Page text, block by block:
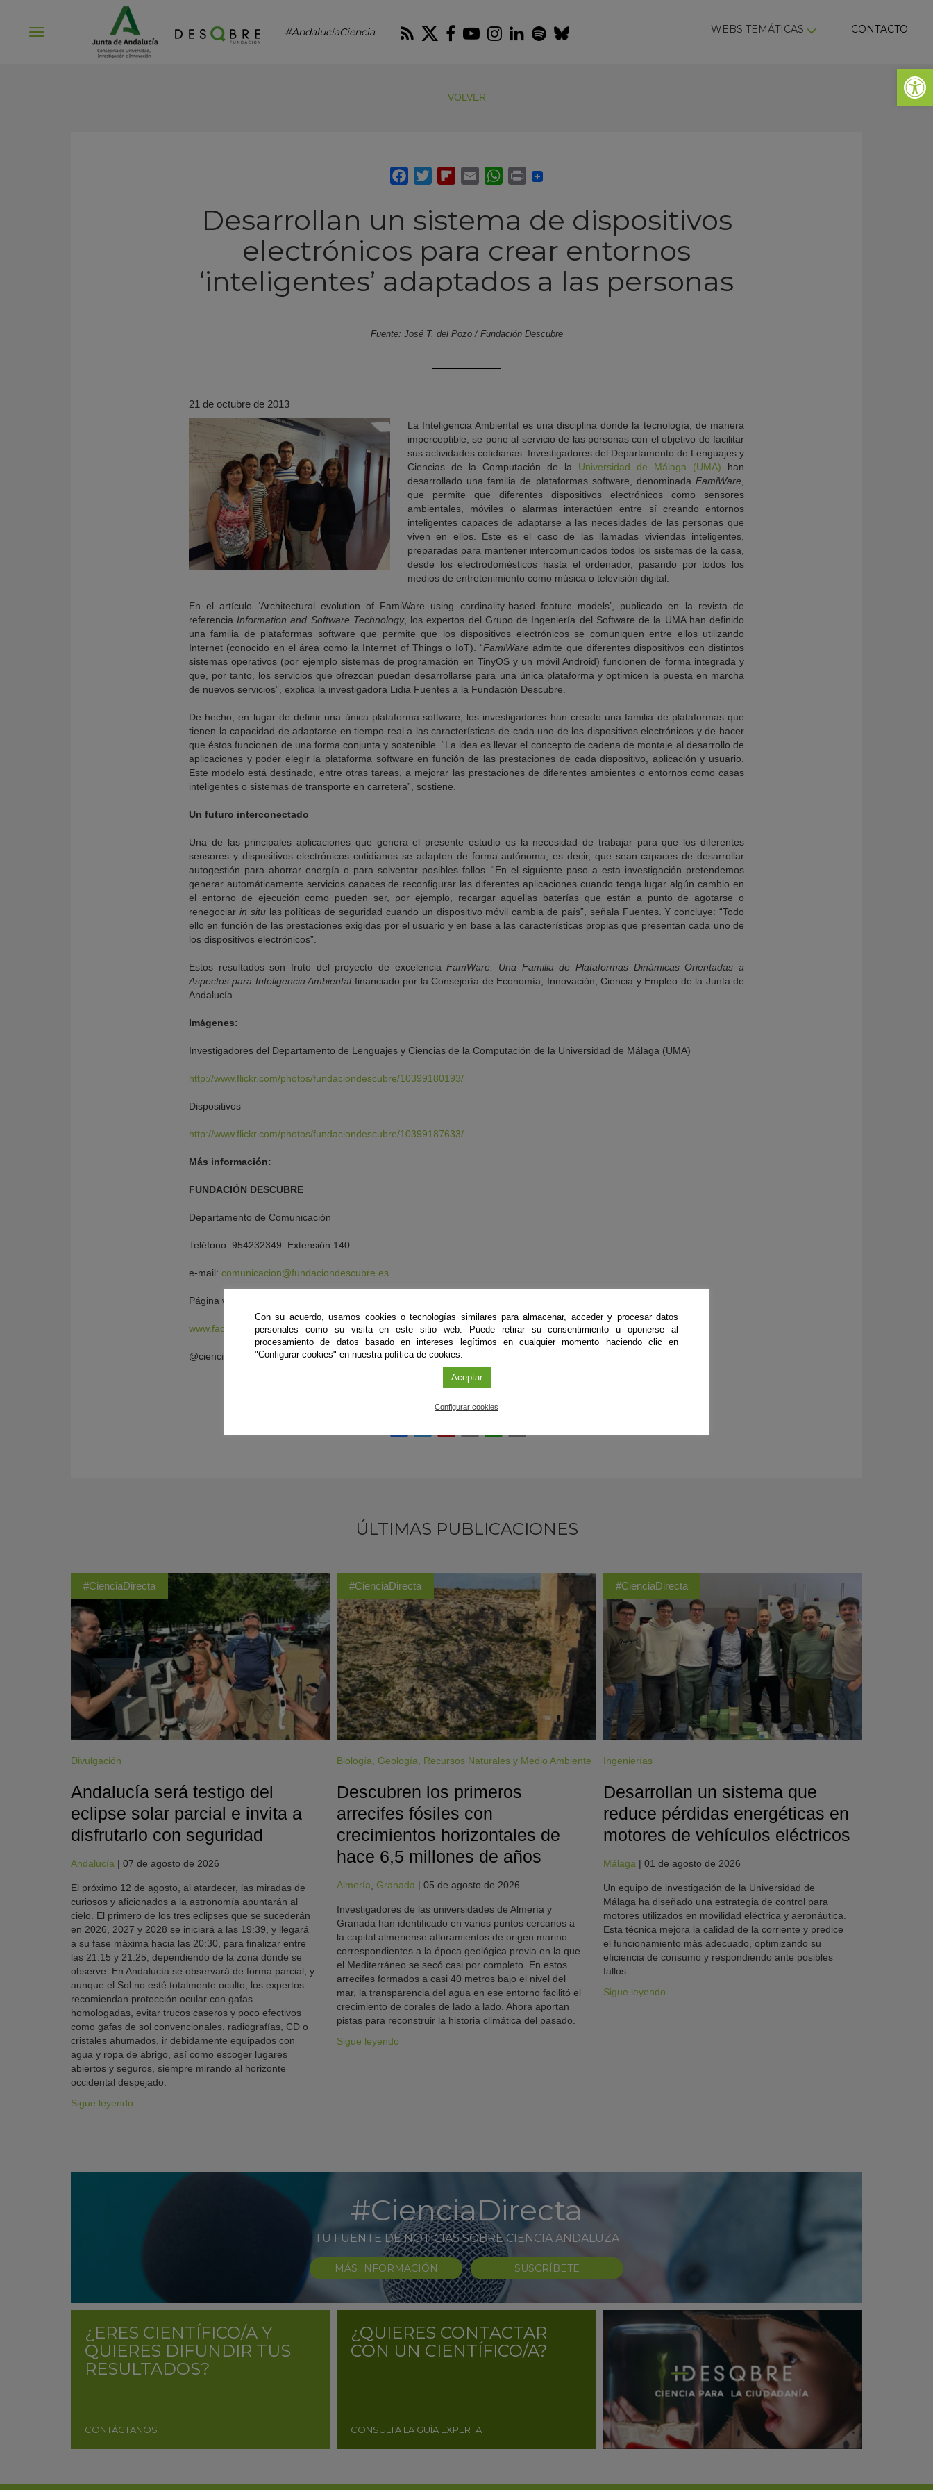
Abrir
#AndalucíaCiencia RSS Twitter
Facebook
Youtube
Instagram
LinkedIn
Spotify
Bluesky WEBS TEMÁTICAS CONTACTO
VOLVER
Desarrollan un sistema de dispositivos
electrónicos para crear entornos
‘inteligentes’ adaptados a las personas
Fuente: José T. del Pozo / Fundación Descubre
21 de octubre de 2013
La Inteligencia Ambiental es una disciplina donde la tecnología, de manera
imperceptible, se pone al servicio de las personas con el objetivo de facilitar
sus actividades cotidianas. Investigadores del Departamento de Lenguajes y
Ciencias de la Computación de la Universidad de Málaga (UMA) han
desarrollado una familia de plataformas software, denominada FamiWare
que permite que diferentes dispositivos electrónicos como sensores
ambientales, móviles o alarmas interactúen entre sí creando entornos
inteligentes capaces de adaptarse a las necesidades de las personas que
viven en ellos. Este es el caso de las llamadas viviendas inteligentes,
preparadas para mantener intercomunicados todos los sistemas de la casa,
desde los electrodomésticos hasta el ordenador, pasando por todos los
medios de entretenimiento como música o televisión digital.
En el artículo ‘Architectural evolution of FamiWare using cardinality-based feature models’, publicado en la revista de
referencia Information and Software Technology, los expertos del Grupo de Ingeniería del Software de la UMA han definido
una familia de plataformas software que permite que los dispositivos electrónicos se comuniquen entre ellos utilizando
Internet (conocido en el área como la Internet of Things o IoT). “FamiWare admite que diferentes dispositivos con distintos
sistemas operativos (por ejemplo sistemas de programación en TinyOS y un móvil Android) funcionen de forma integrada y
que, por tanto, los servicios que ofrezcan puedan desarrollarse para una única plataforma y optimicen la puesta en marcha
de nuevos servicios”, explica la investigadora Lidia Fuentes a la Fundación Descubre.
De hecho, en lugar de definir una única plataforma software, los investigadores han creado una familia de plataformas que
tienen la capacidad de adaptarse en tiempo real a las características de cada uno de los dispositivos electrónicos y de hacer
que éstos funcionen de una forma conjunta y sostenible. “La idea es llevar el concepto de cadena de montaje al desarrollo de
aplicaciones y poder elegir la plataforma software en función de las prestaciones de cada dispositivo, aplicación y usuario.
Este modelo está destinado, entre otras tareas, a mejorar las prestaciones de diferentes ambientes o entornos como casas
inteligentes o sistemas de transporte en carretera”, sostiene.
Un futuro interconectado
Una de las principales aplicaciones que genera el presente estudio es la necesidad de trabajar para que los diferentes
sensores y dispositivos electrónicos cotidianos se adapten de forma autónoma, es decir, que sean capaces de desarrollar
autogestión para ahorrar energía o para solventar posibles fallos. “En el siguiente paso a esta investigación pretendemos
generar automáticamente servicios capaces de reconfigurar las diferentes aplicaciones cuando tenga lugar algún cambio en
el entorno de ejecución como pueden ser, por ejemplo, recargar aquellas baterías que están a punto de agotarse o
renegociar in situlas políticas de seguridad cuando un dispositivo móvil cambia de país”, señala Fuentes. Y concluye: “Todo
ello en función de las prestaciones exigidas por el usuario y en base a las características propias que presentan cada uno de
los dispositivos electrónicos”.
Estos resultados son fruto del proyecto de excelenciaFamWare: Una Familia de Plataformas Dinámicas Orientadas a
Aspectos para Inteligencia Ambiental financiado por la Consejería de Economía, Innovación, Ciencia y Empleo de la Junta de
Andalucía.
Imágenes:
Investigadores del Departamento de Lenguajes y Ciencias de la Computación de la Universidad de Málaga (UMA)
http://www.flickr.com/photos/fundaciondescubre/10399180193/
Dispositivos
http://www.flickr.com/photos/fundaciondescubre/10399187633/
Más información:
FUNDACIÓN DESCUBRE
Departamento de Comunicación
Teléfono: 954232349. Extensión 140
e-mail: comunicacion@fundaciondescubre.es
Página web:
www.facebook.com/cienciadirecta
@cienciadirecta
ÚLTIMAS PUBLICACIONES
#CienciaDirecta
Divulgación
Andalucía será testigo del
eclipse solar parcial e invita a
disfrutarlo con seguridad
Andalucía | 07 de agosto de 2026
El próximo 12 de agosto, al atardecer, las miradas de
curiosos y aficionados a la astronomía apuntarán al
cielo. El primero de los tres eclipses que se sucederán
en 2026, 2027 y 2028 se iniciará a las 19:39, y llegará
a su fase máxima hacia las 20:30, para finalizar entre
las 21:15 y 21:25, dependiendo de la zona dónde se
observe. En Andalucía se observará de forma parcial, y
aunque el Sol no esté totalmente oculto, los expertos
recomiendan protección ocular con gafas
homologadas, evitar trucos caseros y poco efectivos
como gafas de sol convencionales, radiografías, CD o
cristales ahumados, ir debidamente equipados con
agua y ropa de abrigo, así como escoger lugares
abiertos y seguros, siempre mirando al horizonte
occidental despejado.
Sigue leyendo
#CienciaDirecta
Biología ,Geología Recursos Naturales y Medio Ambiente
Descubren los primeros
arrecifes fósiles con
crecimientos horizontales de
hace 6,5 millones de años
Almería ,Granada |05 de agosto de 2026
Investigadores de las universidades de Almería y
Granada han identificado en varios puntos cercanos a
la capital almeriense afloramientos de origen marino
correspondientes a la época geológica previa en la que
el Mediterráneo se secó casi por completo. En estos
arrecifes formados a casi 40 metros bajo el nivel del
mar, la transparencia del agua en ese entorno facilitó el
crecimiento de corales de lado a lado. Ahora aportan
pistas para reconstruir la historia climática del pasado.
Sigue leyendo
#CienciaDirecta
Ingenierías
Desarrollan un sistema que
reduce pérdidas energéticas en
motores de vehículos eléctricos
Málaga | 01 de agosto de 2026
Un equipo de investigación de la Universidad de
Málaga ha diseñado una estrategia de control para
motores utilizados en movilidad eléctrica y aeronáutica.
Esta técnica mejora la calidad de la corriente y predice
el funcionamiento más adecuado, optimizando su
eficiencia de consumo y respondiendo ante posibles
fallos.
Sigue leyendo
#CienciaDirecta
TU FUENTE DE NOTICIAS SOBRE CIENCIA ANDALUZA
MÁS INFORMACIÓN SUSCRÍBETE
¿ERES CIENTÍFICO/A Y
QUIERES DIFUNDIR TUS
RESULTADOS?
CONTÁCTANOS
¿QUIERES CONTACTAR
CON UN CIENTÍFICO/A?
CONSULTA LA GUÍA EXPERTA
Con su acuerdo, usamos cookies o tecnologías similares para almacenar, acceder y procesar datos
personales como su visita en este sitio web. Puede retirar su consentimiento u oponerse al
procesamiento de datos basado en intereses legítimos en cualquier momento haciendo clic en
"Configurar cookies" en nuestra política de cookies.
Aceptar
Configurar cookies